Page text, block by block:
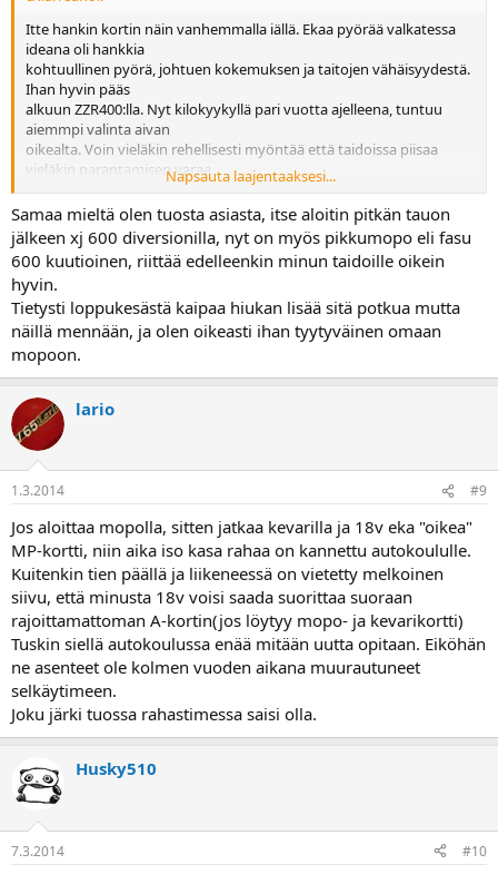
Itte hankin kortin näin vanhemmalla iällä. Ekaa pyörää valkatessa
ideana oli hankkia
kohtuullinen pyörä, johtuen kokemuksen ja taitojen vähäisyydestä.
Ihan hyvin pääs
alkuun ZZR400:lla. Nyt kilokyykyllä pari vuotta ajelleena, tuntuu
aiemmpi valinta aivan
oikealta. Voin vieläkin rehellisesti myöntää että taidoissa piisaa
vieläkin parantamisen varaa.
Omasta mielestäni ei ole järkeä aloittaa tätä harrastusta sillä
tehokkaimmalla ja suorituskykyisimmällä
pyörällä, oli sitten nuori tai vanhempi alottelija. Juu, en allekirjoita.
Napsauta laajentaaksesi...
Samaa mieltä olen tuosta asiasta, itse aloitin pitkän tauon
jälkeen xj 600 diversionilla, nyt on myös pikkumopo eli fasu
600 kuutioinen, riittää edelleenkin minun taidoille oikein
hyvin.
Tietysti loppukesästä kaipaa hiukan lisää sitä potkua mutta
näillä mennään, ja olen oikeasti ihan tyytyväinen omaan
mopoon.
lario
1.3.2014 #9
Jos aloittaa mopolla, sitten jatkaa kevarilla ja 18v eka "oikea"
MP-kortti, niin aika iso kasa rahaa on kannettu autokoululle.
Kuitenkin tien päällä ja liikeneessä on vietetty melkoinen
siivu, että minusta 18v voisi saada suorittaa suoraan
rajoittamattoman A-kortin(jos löytyy mopo- ja kevarikortti)
Tuskin siellä autokoulussa enää mitään uutta opitaan. Eiköhän
ne asenteet ole kolmen vuoden aikana muurautuneet
selkäytimeen.
Joku järki tuossa rahastimessa saisi olla.
Husky510
7.3.2014 #10